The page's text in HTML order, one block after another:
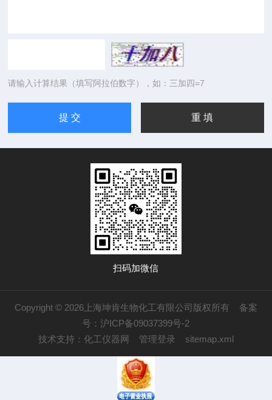
请输入计算结果（填写阿拉伯数字），如：三加四=7
扫码加微信
Copyright © 2026上海坤肯生物化工有限公司版权所有 备案
号：沪ICP备09037399号-2
技术支持： 化工仪器网 管理登录 sitemap.xml